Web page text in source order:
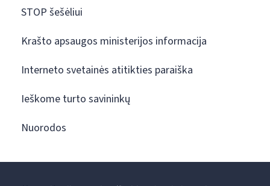
STOP šešėliui
Krašto apsaugos ministerijos informacija
Interneto svetainės atitikties paraiška
Ieškome turto savininkų
Nuorodos